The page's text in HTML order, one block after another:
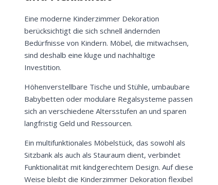
Eine moderne Kinderzimmer Dekoration
berücksichtigt die sich schnell ändernden
Bedürfnisse von Kindern. Möbel, die mitwachsen,
sind deshalb eine kluge und nachhaltige
Investition.
Höhenverstellbare Tische und Stühle, umbaubare
Babybetten oder modulare Regalsysteme passen
sich an verschiedene Altersstufen an und sparen
langfristig Geld und Ressourcen.
Ein multifunktionales Möbelstück, das sowohl als
Sitzbank als auch als Stauraum dient, verbindet
Funktionalität mit kindgerechtem Design. Auf diese
Weise bleibt die Kinderzimmer Dekoration flexibel